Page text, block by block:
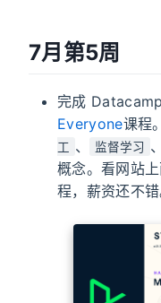
7月第5周
完成
Everyone课程
工 、 监督学习 、
概念。看网站
程，薪资还不错